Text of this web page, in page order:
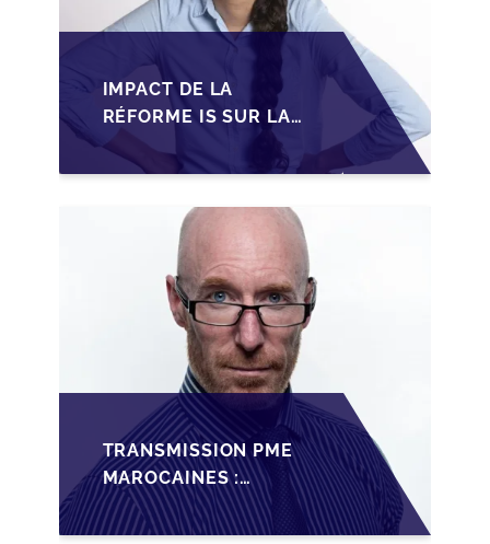
IMPACT DE LA
RÉFORME IS SUR LA
TRANSMISSION DES
PME FAMILIALES AU
TRANSMISSION PME
MAROCAINES :
SÉCURISER LA
CESSION AVEC LES